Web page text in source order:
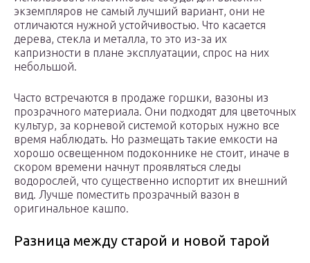
экземпляров не самый лучший вариант, они не
отличаются нужной устойчивостью. Что касается
дерева, стекла и металла, то это из-за их
капризности в плане эксплуатации, спрос на них
небольшой.
Часто встречаются в продаже горшки, вазоны из
прозрачного материала. Они подходят для цветочных
культур, за корневой системой которых нужно все
время наблюдать. Но размещать такие емкости на
хорошо освещенном подоконнике не стоит, иначе в
скором времени начнут проявляться следы
водорослей, что существенно испортит их внешний
вид. Лучше поместить прозрачный вазон в
оригинальное кашпо.
Разница между старой и новой тарой